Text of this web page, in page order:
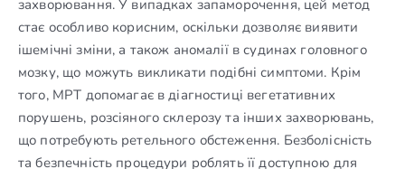
захворювання. У випадках запаморочення, цей метод
стає особливо корисним, оскільки дозволяє виявити
ішемічні зміни, а також аномалії в судинах головного
мозку, що можуть викликати подібні симптоми. Крім
того, МРТ допомагає в діагностиці вегетативних
порушень, розсіяного склерозу та інших захворювань,
що потребують ретельного обстеження. Безболісність
та безпечність процедури роблять її доступною для